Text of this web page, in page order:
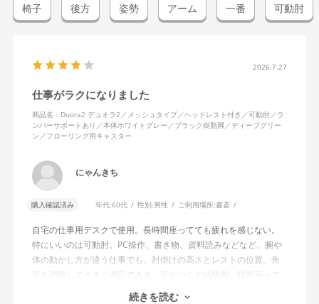
椅子 後方 姿勢 アーム 一番 可動肘
2026.7.27
仕事がラクになりました
商品名：Duora2 デュオラ2／メッシュタイプ／ヘッドレスト付き／可動肘／ラ
ンバーサポートあり／本体ホワイトグレー／ブラック樹脂脚／ディープグリー
ン／フローリング用キャスター
にゃんきち
購入確認済み 年代:60代 性別:男性 ご利用場所:書斎
自宅の仕事用デスクで使用。長時間座ってても疲れを感じない。
特にいいのは可動肘。PC操作、書き物、資料読みなどなど、腕や
体の動かし方が違う仕事でも、肘掛けの高さとレストの位置、角
度を調節してうまく適応できる。気がつくと結構長い時間座って
続きを読む